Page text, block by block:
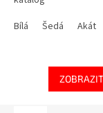
Bílá
Šedá Akát